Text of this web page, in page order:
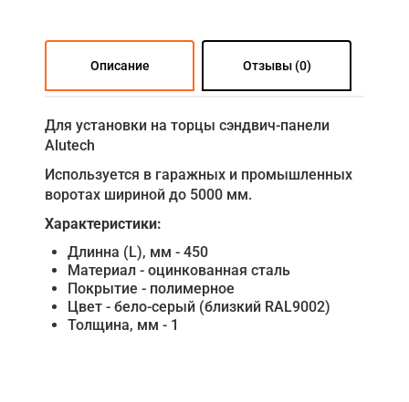
Описание Отзывы (0)
Для установки на торцы сэндвич-панели
Alutech
Используется в гаражных и промышленных
воротах шириной до 5000 мм.
Характеристики:
Длинна (L), мм - 450
Материал - оцинкованная сталь
Покрытие - полимерное
Цвет - бело-серый (близкий RAL9002)
Толщина, мм - 1